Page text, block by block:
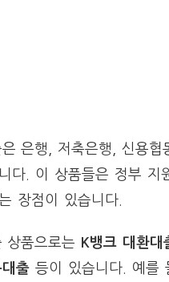
은행, 저축은행, 신용
다. 이 상품들은 정부 지
장점이 있습니다.
상품으로는 K뱅크 대환대
출 등이 있습니다. 예를